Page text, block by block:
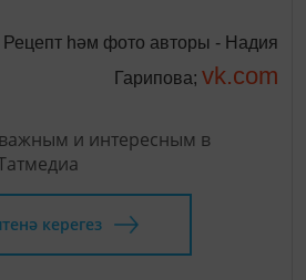
Рецепт һәм фото авторы - Надия
Гарипова; vk.com
и интересным в
керегез